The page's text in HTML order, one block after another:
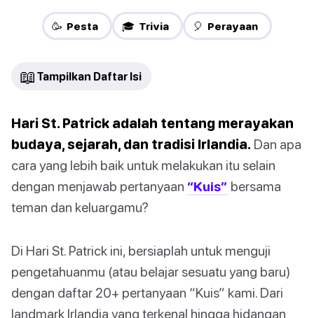
🥳 Pesta 🎓 Trivia 🎈 Perayaan
📖 Tampilkan Daftar Isi
Hari St. Patrick adalah tentang merayakan
budaya, sejarah, dan tradisi Irlandia. Dan apa
cara yang lebih baik untuk melakukan itu selain
dengan menjawab pertanyaan “Kuis” bersama
teman dan keluargamu?
Di Hari St. Patrick ini, bersiaplah untuk menguji
pengetahuanmu (atau belajar sesuatu yang baru)
dengan daftar 20+ pertanyaan “Kuis” kami. Dari
landmark Irlandia yang terkenal hingga hidangan